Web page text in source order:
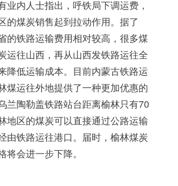
的煤炭销售起到拉动作用。据了
的铁路运输费用相对较高，很多煤
运往山西，再从山西发铁路运往全
降低运输成本。目前内蒙古铁路运
煤运往外地提供了一种更加优惠的
兰陶勒盖铁路站台距离榆林只有70
地区的煤炭可以直接通过公路运输
由铁路运往港口。届时，榆林煤炭
将会进一步下降。